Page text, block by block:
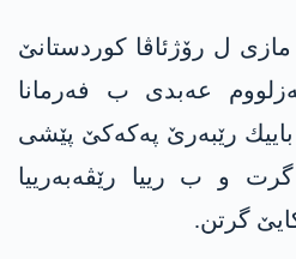
مازی ل رۆژئاڤا كوردستانێ
عه‌بدی ب فه‌رمانا
رێبه‌رێ په‌كه‌كێ پێشی
و ب رییا رێڤه‌به‌رییا
گرتن.